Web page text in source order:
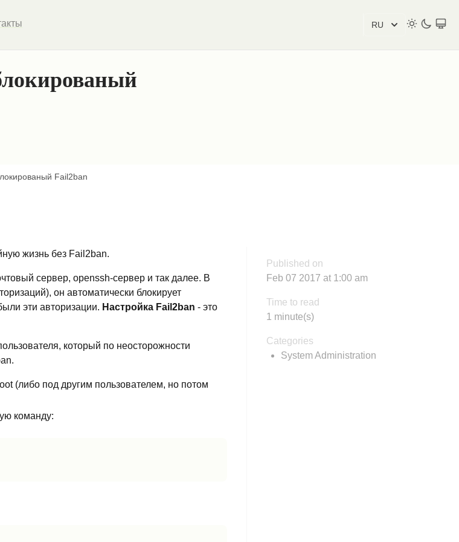
RU
Fail2ban
жизнь без Fail2ban.
сервер, openssh-сервер и так далее. В
он автоматически блокирует
эти авторизации. Настройка Fail2ban - это
который по неосторожности
(либо под другим пользователем, но потом
команду:
Published on
Feb 07 2017 at 1:00 am
Time to read
1 minute(s)
Categories
System Administration